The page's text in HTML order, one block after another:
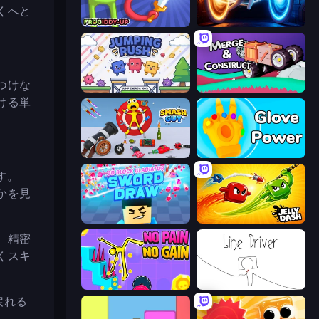
へと
けな
る単
を見
精密
スキ
る
Frogiddy Portal Escape
Jumping Rush Merge & Construct
Smash Guy: Ragdoll Punch Hero Glove Power
Jelly Dash
No Pain No Gain - Ragdoll Sandbox